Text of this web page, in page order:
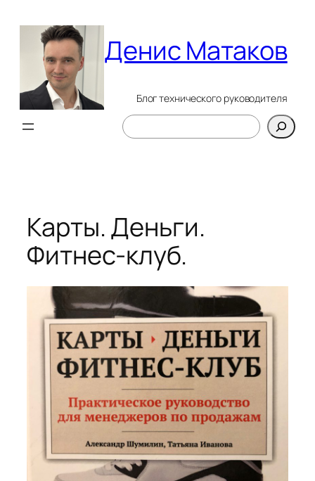
содержимому
Денис Матаков
Блог технического руководителя
Поиск
Карты. Деньги.
Фитнес-клуб.